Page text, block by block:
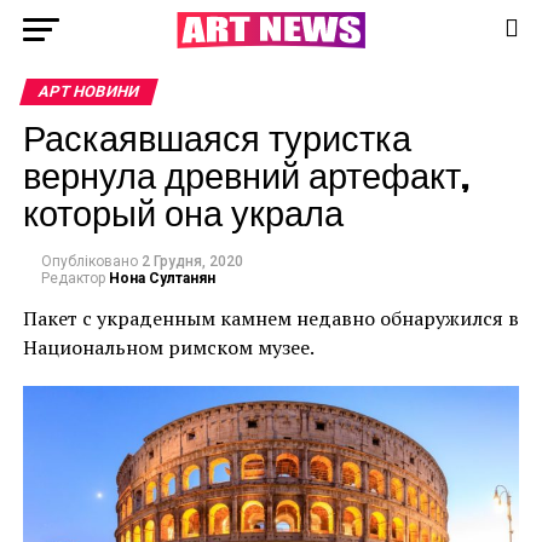
АРТ НОВИНИ
Раскаявшаяся туристка
вернула древний артефакт,
который она украла
Опубліковано 2 Грудня, 2020
Редактор Нона Султанян
Пакет с украденным камнем недавно обнаружился в
Национальном римском музее.